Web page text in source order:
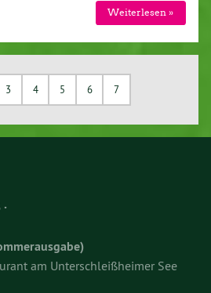
Weiterlesen »
3 4 5 6 7
am Unterschleißheimer See